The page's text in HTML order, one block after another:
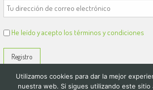
He leído y acepto los términos y condiciones
Utilizamos cookies para dar la mejor
nuestra web. Si sigues utilizando este sitio